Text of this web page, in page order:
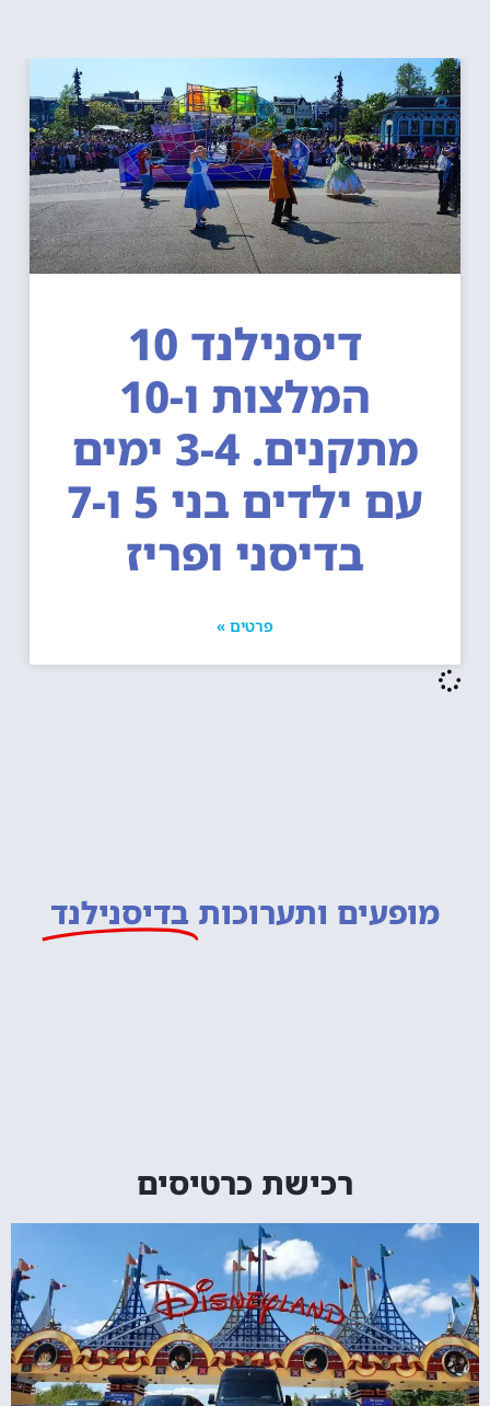
דיסנילנד 10
המלצות ו-10
מתקנים. 3-4 ימים
עם ילדים בני 5 ו-7
בדיסני ופריז
פרטים »
מופעים ותערוכות בדיסנילנד
רכישת כרטיסים